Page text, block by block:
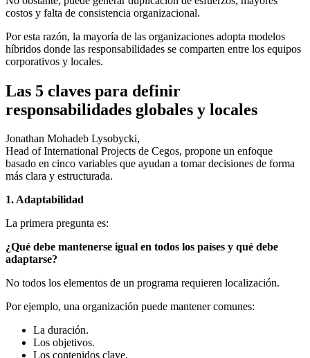
costos y falta de consistencia organizacional.
Por esta razón, la mayoría de las organizaciones adopta modelos
híbridos donde las responsabilidades se comparten entre los equipos
corporativos y locales.
Las 5 claves para definir
responsabilidades globales y locales
Jonathan Mohadeb Lysobycki,
Head of International Projects de Cegos, propone un enfoque
basado en cinco variables que ayudan a tomar decisiones de forma
más clara y estructurada.
1. Adaptabilidad
La primera pregunta es:
¿Qué debe mantenerse igual en todos los países y qué debe
adaptarse?
No todos los elementos de un programa requieren localización.
Por ejemplo, una organización puede mantener comunes:
La duración.
Los objetivos.
Los contenidos clave.